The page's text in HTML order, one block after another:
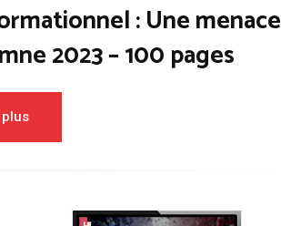
: Une menace
2023 – 100 pages
plus